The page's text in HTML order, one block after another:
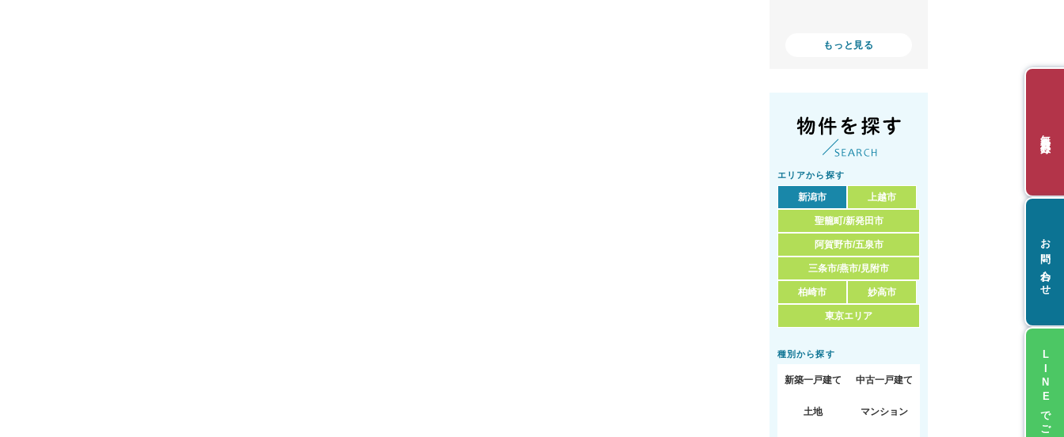
もっと見る
エリアから探す
新潟市 上越市
聖籠町/新発田市
阿賀野市/五泉市
三条市/燕市/見附市
柏崎市 妙高市
東京エリア
種別から探す
新築一戸建て 中古一戸建て
土地 マンション
お問い合わせ
LINEでご相談